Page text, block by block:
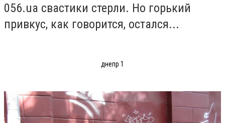
056.ua свастики стерли. Но горький
привкус, как говорится, остался...
днепр 1